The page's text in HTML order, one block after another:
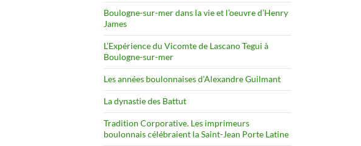
Boulogne-sur-mer dans la vie et l’oeuvre d’Henry
James
L’Expérience du Vicomte de Lascano Tegui à
Boulogne-sur-mer
Les années boulonnaises d’Alexandre Guilmant
La dynastie des Battut
Tradition Corporative. Les imprimeurs
boulonnais célébraient la Saint-Jean Porte Latine